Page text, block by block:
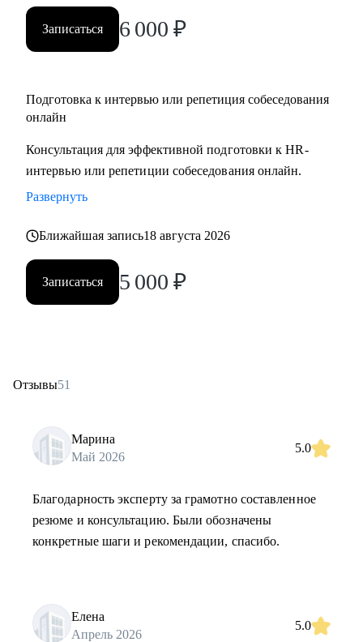
вами.
Записаться
6 000 ₽
Подготовка к интервью или репетиция собеседования
онлайн
Консультация для эффективной подготовки к HR-
интервью или репетиции собеседования онлайн.
Развернуть
Ближайшая запись18 августа 2026
Записаться 5 000 ₽
Отзывы51
Марина
Май 2026
5.0
Благодарность эксперту за грамотно составленное
резюме и консультацию. Были обозначены
конкретные шаги и рекомендации, спасибо.
Елена
Апрель 2026
5.0